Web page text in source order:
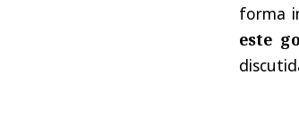
forma
este